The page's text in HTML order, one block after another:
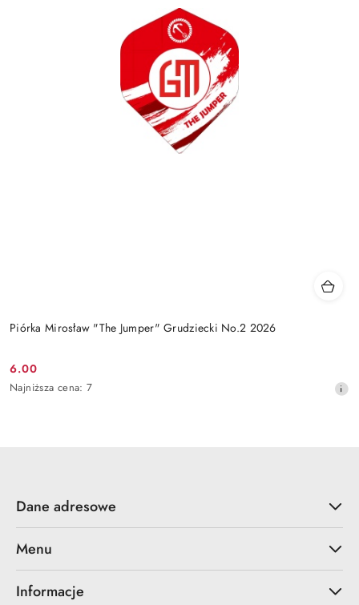
Piórka Mirosław "The Jumper" Grudziecki No.2 2026
Cena
promocyjna:
6.00
Najniższa
Najniższa cena: 7
Dane adresowe
Menu
Informacje